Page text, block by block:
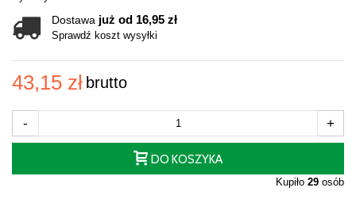
Dostawa już od 16,95 zł
Sprawdź koszt wysyłki
43,15 zł brutto
- +
DO KOSZYKA
Kupiło 29 osób